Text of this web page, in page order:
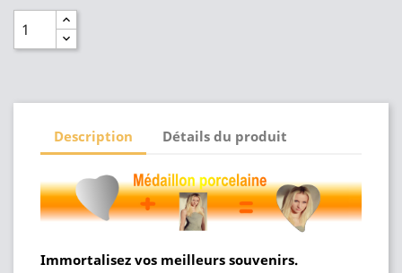
Description Détails du produit
Immortalisez vos meilleurs souvenirs.